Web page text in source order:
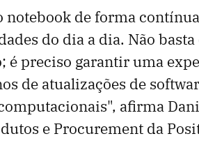
notebook de forma
do dia a dia. Não
é preciso garantir uma
de atualizações de
afirma
e Procurement da